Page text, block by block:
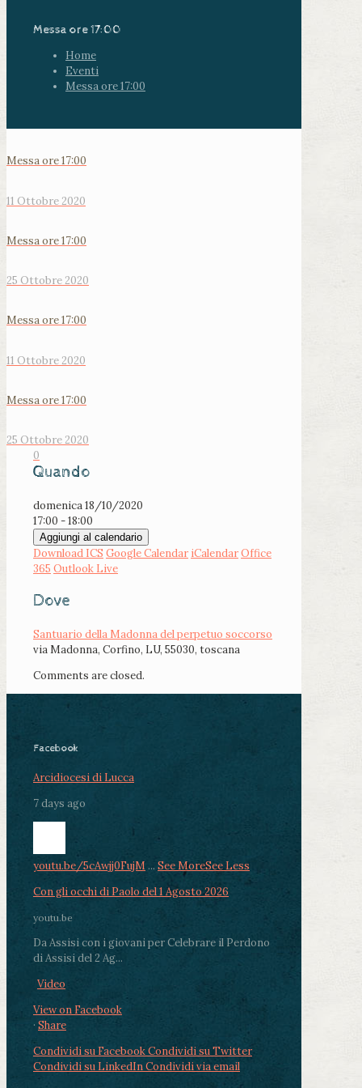
Messa ore 17:00
Home
Eventi
Messa ore 17:00
Messa ore 17:00
11 Ottobre 2020
Messa ore 17:00
25 Ottobre 2020
Messa ore 17:00
11 Ottobre 2020
Messa ore 17:00
25 Ottobre 2020
0
Quando
domenica 18/10/2020
17:00 - 18:00
Aggiungi al calendario
Download ICS Google Calendar iCalendarOffice
365 Outlook Live
Dove
Santuario della Madonna del perpetuo soccorso
via Madonna, Corfino, LU, 55030, toscana
Comments are closed.
Facebook
Arcidiocesi di Lucca
7 days ago
youtu.be/5cAwjj0FujM ... See MoreSee Less
Con gli occhi di Paolo del 1 Agosto 2026
youtu.be
Da Assisi con i giovani per Celebrare il Perdono
di Assisi del 2 Ag...
Video
View on Facebook
· Share
Condividi su FacebookCondividi su Twitter
Condividi su LinkedInCondividi via email